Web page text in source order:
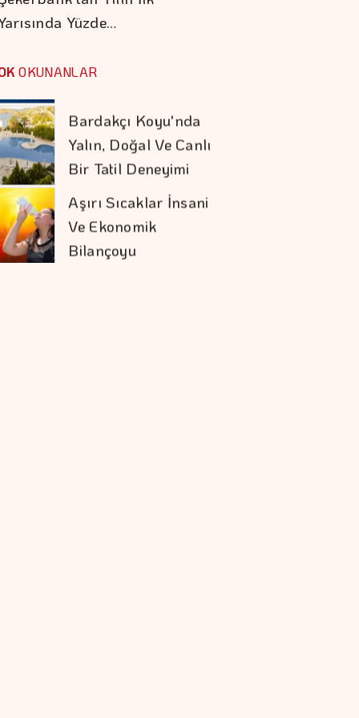
Yüzde…
OKUNANLAR
Bardakçı Koyu'nda
Bir Tatil Deneyimi
Aşırı Sıcaklar İnsani
Ve Ekonomik
Bilançoyu
Çin, 6 ABD şirketine
Yaptırım
Uygulayacak